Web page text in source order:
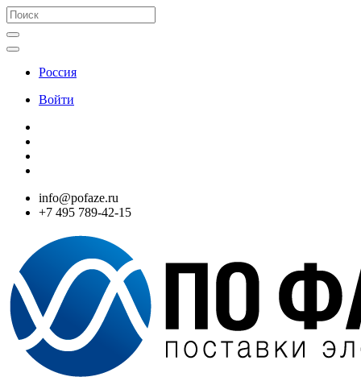
Россия
Войти
info@pofaze.ru
+7 495 789-42-15